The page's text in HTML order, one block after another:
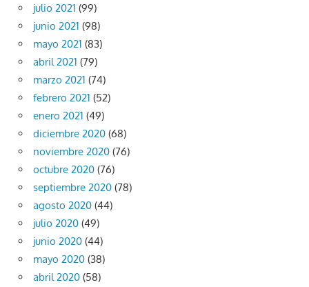
julio 2021 (99)
junio 2021 (98)
mayo 2021 (83)
abril 2021 (79)
marzo 2021 (74)
febrero 2021 (52)
enero 2021 (49)
diciembre 2020 (68)
noviembre 2020 (76)
octubre 2020 (76)
septiembre 2020 (78)
agosto 2020 (44)
julio 2020 (49)
junio 2020 (44)
mayo 2020 (38)
abril 2020 (58)